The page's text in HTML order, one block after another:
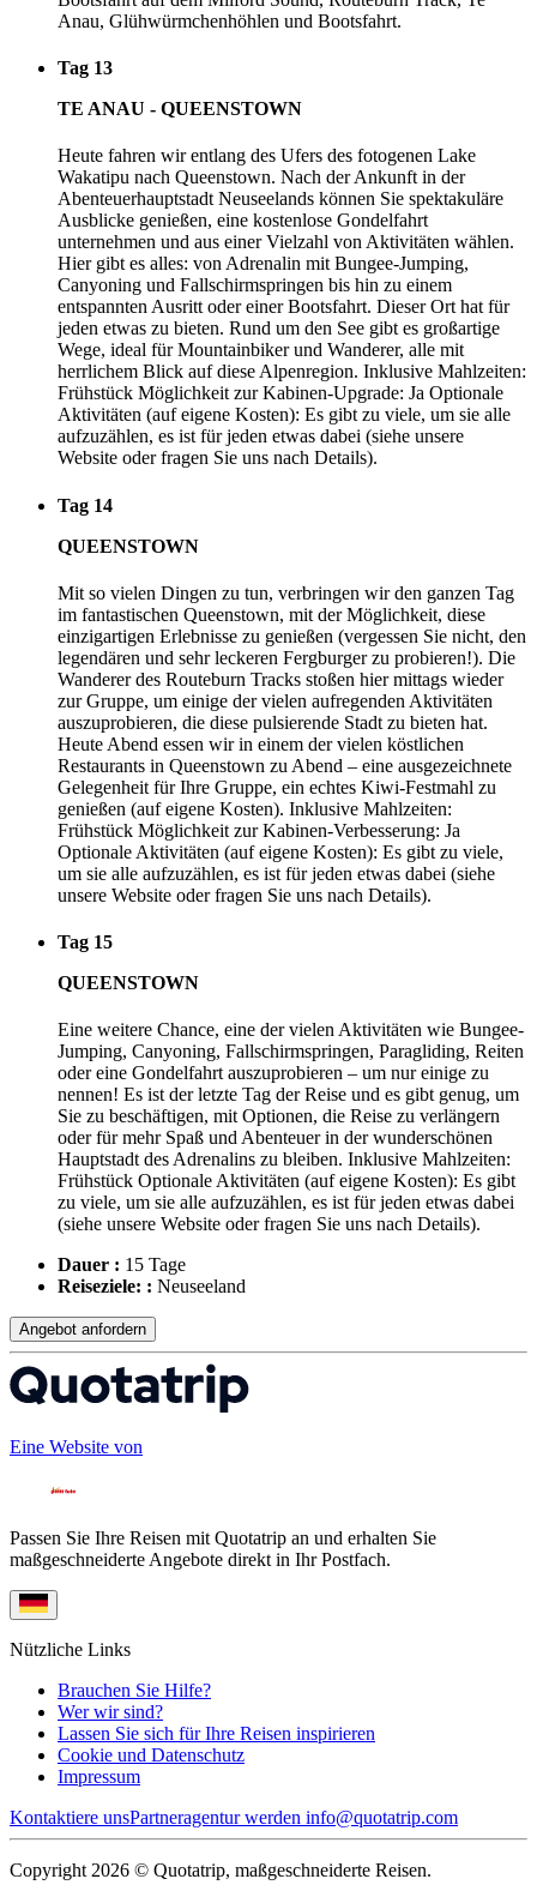
Anau, Glühwürmchenhöhlen und Bootsfahrt.
Tag 13
TE ANAU - QUEENSTOWN
Heute fahren wir entlang des Ufers des fotogenen Lake
Wakatipu nach Queenstown. Nach der Ankunft in der
Abenteuerhauptstadt Neuseelands können Sie spektakuläre
Ausblicke genießen, eine kostenlose Gondelfahrt
unternehmen und aus einer Vielzahl von Aktivitäten wählen.
Hier gibt es alles: von Adrenalin mit Bungee-Jumping,
Canyoning und Fallschirmspringen bis hin zu einem
entspannten Ausritt oder einer Bootsfahrt. Dieser Ort hat für
jeden etwas zu bieten. Rund um den See gibt es großartige
Wege, ideal für Mountainbiker und Wanderer, alle mit
herrlichem Blick auf diese Alpenregion. Inklusive Mahlzeiten:
Frühstück Möglichkeit zur Kabinen-Upgrade: Ja Optionale
Aktivitäten (auf eigene Kosten): Es gibt zu viele, um sie alle
aufzuzählen, es ist für jeden etwas dabei (siehe unsere
Website oder fragen Sie uns nach Details).
Tag 14
QUEENSTOWN
Mit so vielen Dingen zu tun, verbringen wir den ganzen Tag
im fantastischen Queenstown, mit der Möglichkeit, diese
einzigartigen Erlebnisse zu genießen (vergessen Sie nicht, den
legendären und sehr leckeren Fergburger zu probieren!). Die
Wanderer des Routeburn Tracks stoßen hier mittags wieder
zur Gruppe, um einige der vielen aufregenden Aktivitäten
auszuprobieren, die diese pulsierende Stadt zu bieten hat.
Heute Abend essen wir in einem der vielen köstlichen
Restaurants in Queenstown zu Abend – eine ausgezeichnete
Gelegenheit für Ihre Gruppe, ein echtes Kiwi-Festmahl zu
genießen (auf eigene Kosten). Inklusive Mahlzeiten:
Frühstück Möglichkeit zur Kabinen-Verbesserung: Ja
Optionale Aktivitäten (auf eigene Kosten): Es gibt zu viele,
um sie alle aufzuzählen, es ist für jeden etwas dabei (siehe
unsere Website oder fragen Sie uns nach Details).
Tag 15
QUEENSTOWN
Eine weitere Chance, eine der vielen Aktivitäten wie Bungee-
Jumping, Canyoning, Fallschirmspringen, Paragliding, Reiten
oder eine Gondelfahrt auszuprobieren – um nur einige zu
nennen! Es ist der letzte Tag der Reise und es gibt genug, um
Sie zu beschäftigen, mit Optionen, die Reise zu verlängern
oder für mehr Spaß und Abenteuer in der wunderschönen
Hauptstadt des Adrenalins zu bleiben. Inklusive Mahlzeiten:
Frühstück Optionale Aktivitäten (auf eigene Kosten): Es gibt
zu viele, um sie alle aufzuzählen, es ist für jeden etwas dabei
(siehe unsere Website oder fragen Sie uns nach Details).
Dauer : 15 Tage
Reiseziele: : Neuseeland
Angebot anfordern
Eine Website von
Passen Sie Ihre Reisen mit Quotatrip an und erhalten Sie
maßgeschneiderte Angebote direkt in Ihr Postfach.
Nützliche Links
Brauchen Sie Hilfe?
Wer wir sind?
Lassen Sie sich für Ihre Reisen inspirieren
Cookie und Datenschutz
Impressum
Kontaktiere unsPartneragentur werden info@quotatrip.com
Copyright 2026 © Quotatrip, maßgeschneiderte Reisen.